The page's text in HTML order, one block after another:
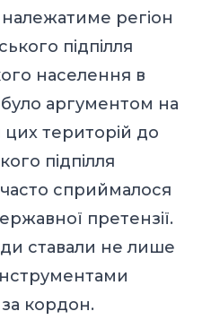
регіон
підпілля
населення в
аргументом на
територій до
підпілля
сприймалося
претензії.
ставали не лише
кордон.